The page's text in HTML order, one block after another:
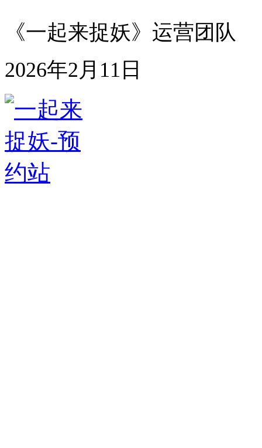
《一起来捉妖》运营团队
2026年2 月 11 日